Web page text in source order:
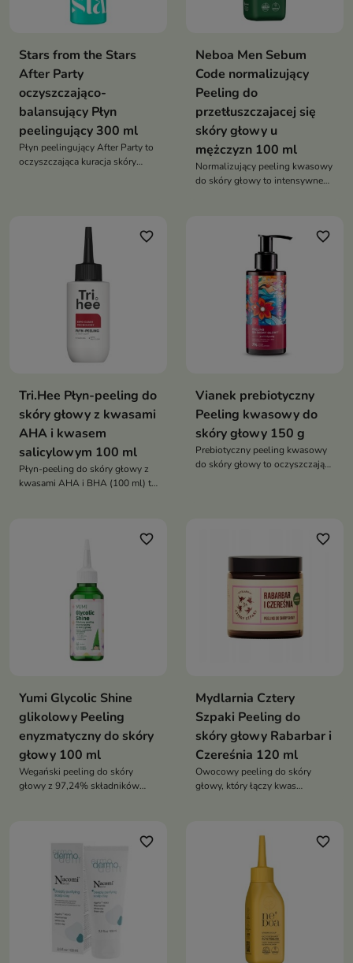
Stars from the Stars
After Party
oczyszczająco-
balansujący Płyn
peelingujący 300 ml
Płyn peelingujący After Party to
oczyszczająca kuracja skóry
Neboa Men Sebum
Code normalizujący
Peeling do
przetłuszczajacej się
skóry głowy u
mężczyzn 100 ml
Normalizujący peeling kwasowy
do skóry głowy to intensywne
favorite_border
Tri.Hee Płyn-peeling do
skóry głowy z kwasami
AHA i kwasem
salicylowym 100 ml
Płyn-peeling do skóry głowy z
kwasami AHA i BHA (100 ml) to
favorite_border
Vianek prebiotyczny
Peeling kwasowy do
skóry głowy 150 g
Prebiotyczny peeling kwasowy
do skóry głowy to oczyszczający
favorite_border
Yumi Glycolic Shine
glikolowy Peeling
enyzmatyczny do skóry
głowy 100 ml
Wegański peeling do skóry
głowy z 97,24% składników
regulując sebum i redukując
favorite_border
Mydlarnia Cztery
Szpaki Peeling do
skóry głowy Rabarbar i
Czereśnia 120 ml
Owocowy peeling do skóry
głowy, który łączy kwas
ją gotową na dalszą pielęgnację
favorite_border favorite_border